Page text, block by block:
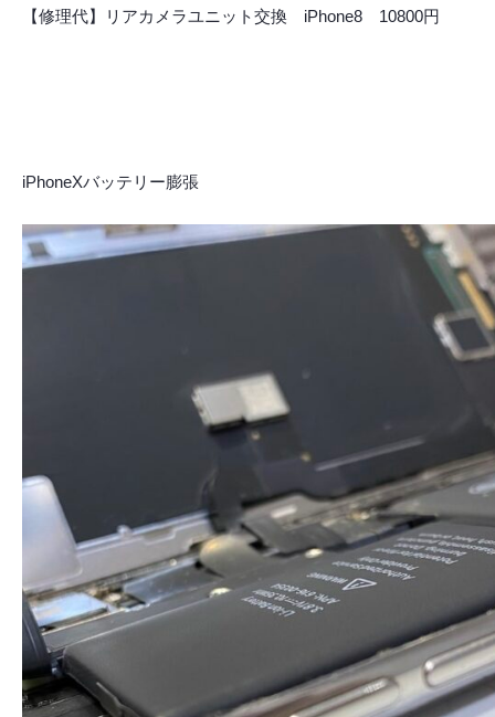
【修理代】リアカメラユニット交換 iPhone8 10800円
iPhoneXバッテリー膨張